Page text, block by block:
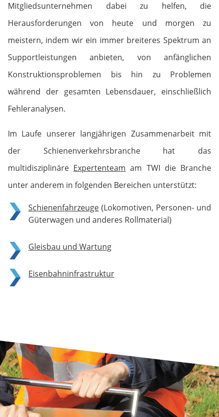
Mitgliedsunternehmen dabei zu helfen, die
Herausforderungen von heute und morgen zu
meistern, indem wir ein immer breiteres Spektrum an
Supportleistungen anbieten, von anfänglichen
Konstruktions­problemen bis hin zu Problemen
während der gesamten Lebensdauer, einschließlich
Fehleranalysen.
Im Laufe unserer langjährigen Zusammenarbeit mit
der Schienenverkehrsbranche hat das
multidisziplinäre Expertenteam am TWI die Branche
unter anderem in folgenden Bereichen unterstützt:
Schienenfahrzeuge (Lokomotiven, Personen- und
Güterwagen und anderes Rollmaterial)
Gleisbau und Wartung
Eisenbahninfrastruktur